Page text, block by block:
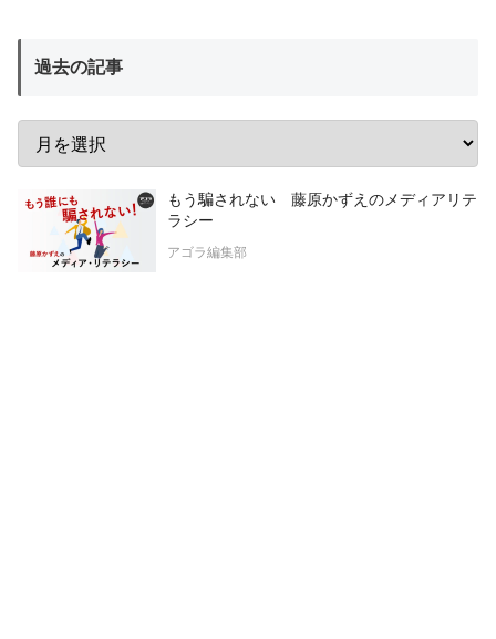
過去の記事
もう騙されない 藤原かずえのメディアリテ
ラシー
アゴラ編集部